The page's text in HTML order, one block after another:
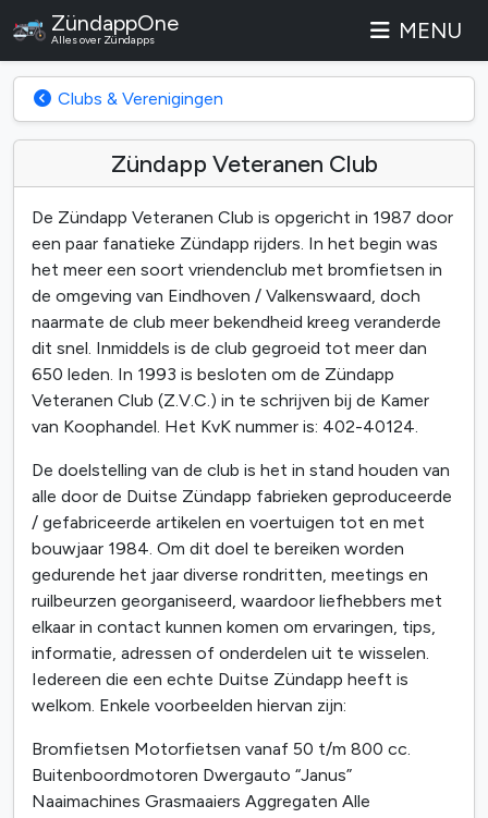
ZündappOne
Alles over Zündapps MENU
Clubs & Verenigingen
Zündapp Veteranen Club
De Zündapp Veteranen Club is opgericht in 1987 door
een paar fanatieke Zündapp rijders. In het begin was
het meer een soort vriendenclub met bromfietsen in
de omgeving van Eindhoven / Valkenswaard, doch
naarmate de club meer bekendheid kreeg veranderde
dit snel. Inmiddels is de club gegroeid tot meer dan
650 leden. In 1993 is besloten om de Zündapp
Veteranen Club (Z.V.C.) in te schrijven bij de Kamer
van Koophandel. Het KvK nummer is: 402-40124.
De doelstelling van de club is het in stand houden van
alle door de Duitse Zündapp fabrieken geproduceerde
/ gefabriceerde artikelen en voertuigen tot en met
bouwjaar 1984. Om dit doel te bereiken worden
gedurende het jaar diverse rondritten, meetings en
ruilbeurzen georganiseerd, waardoor liefhebbers met
elkaar in contact kunnen komen om ervaringen, tips,
informatie, adressen of onderdelen uit te wisselen.
Iedereen die een echte Duitse Zündapp heeft is
welkom. Enkele voorbeelden hiervan zijn:
Bromfietsen Motorfietsen vanaf 50 t/m 800 cc.
Buitenboordmotoren Dwergauto “Janus”
Naaimachines Grasmaaiers Aggregaten Alle